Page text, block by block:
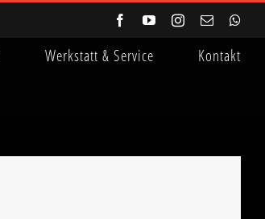
FacebookYouTubeInstagram
E-
Werkstatt & Service Kontakt